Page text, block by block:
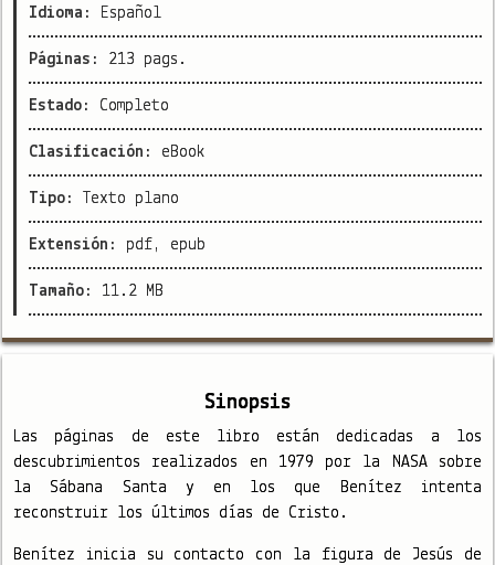
Idioma: Español
Páginas: 213 pags.
Estado: Completo
Clasificación: eBook
Tipo: Texto plano
Extensión: pdf, epub
Tamaño: 11.2 MB
Sinopsis
Las páginas de este libro están dedicadas a los
descubrimientos realizados en 1979 por la NASA sobre
la Sábana Santa y en los que Benítez intenta
reconstruir los últimos días de Cristo.
Benítez inicia su contacto con la figura de Jesús de